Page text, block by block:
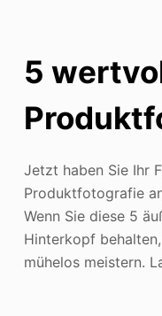
5
Jetzt haben Sie Ihr
Produktfotografie
Wenn Sie diese 5
Hinterkopf
mühelos meistern.